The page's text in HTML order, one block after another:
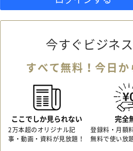
今すぐビジネ
すべて無料！今日
ここでしか見られない
2万本超のオリジナル記
事・動画・資料が見放題！
完全
登録料・月額
無料で使い放